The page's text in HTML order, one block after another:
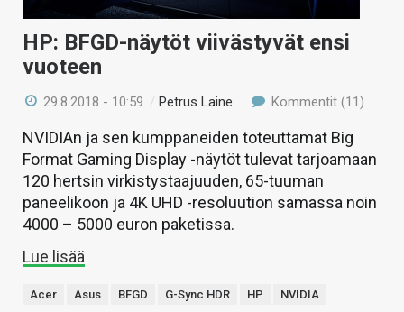
HP: BFGD-näytöt viivästyvät ensi
vuoteen
29.8.2018 - 10:59 /Petrus Laine Kommentit (11)
NVIDIAn ja sen kumppaneiden toteuttamat Big
Format Gaming Display -näytöt tulevat tarjoamaan
120 hertsin virkistystaajuuden, 65-tuuman
paneelikoon ja 4K UHD -resoluution samassa noin
4000 – 5000 euron paketissa.
Lue lisää
Acer Asus BFGD G-Sync HDR HP NVIDIA